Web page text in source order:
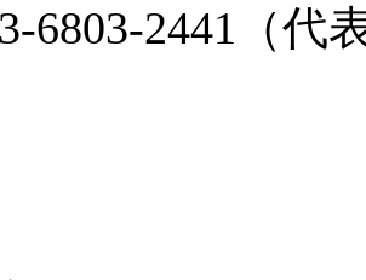
6803-2441（代